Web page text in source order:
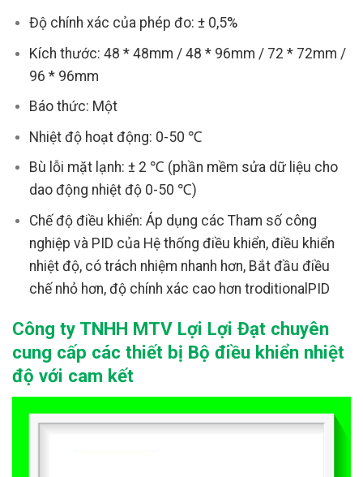
Độ chính xác của phép đo: ± 0,5%
Kích thước: 48 * 48mm / 48 * 96mm / 72 * 72mm /
96 * 96mm
Báo thức: Một
Nhiệt độ hoạt động: 0-50 ℃
Bù lỗi mặt lạnh: ± 2 ℃ (phần mềm sửa dữ liệu cho
dao động nhiệt độ 0-50 ℃)
Chế độ điều khiển: Áp dụng các Tham số công
nghiệp và PID của Hệ thống điều khiển, điều khiển
nhiệt độ, có trách nhiệm nhanh hơn, Bắt đầu điều
chế nhỏ hơn, độ chính xác cao hơn troditionalPID
Công ty TNHH MTV Lợi Lợi Đạt chuyên
cung cấp các thiết bị Bộ điều khiển nhiệt
độ với cam kết